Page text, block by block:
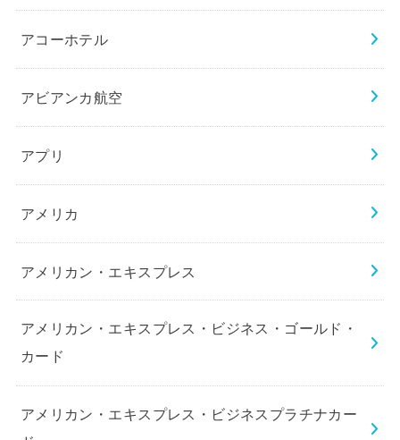
アコーホテル
アビアンカ航空
アプリ
アメリカ
アメリカン・エキスプレス
アメリカン・エキスプレス・ビジネス・ゴールド・
カード
アメリカン・エキスプレス・ビジネスプラチナカー